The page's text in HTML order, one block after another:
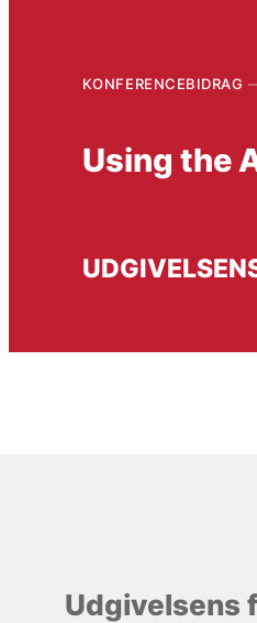
KONFERENCEBIDRAG
Using the
Udgivelsens